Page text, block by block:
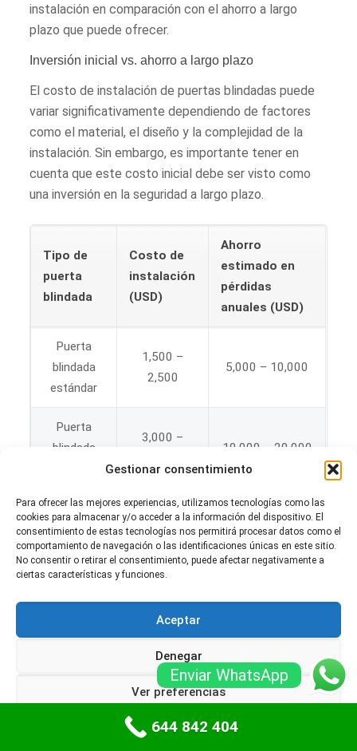
Gestionar consentimiento
Para ofrecer las mejores experiencias, utilizamos tecnologías como las
cookies para almacenar y/o acceder a la información del dispositivo. El
consentimiento de estas tecnologías nos permitirá procesar datos como el
comportamiento de navegación o las identificaciones únicas en este sitio.
No consentir o retirar el consentimiento, puede afectar negativamente a
ciertas características y funciones.
Aceptar
Denegar
Ver preferencias
Política de cookiesPolíticas de privacidad
instalación en comparación con el ahorro a largo
plazo que puede ofrecer.
Inversión inicial vs. ahorro a largo plazo
El costo de instalación de puertas blindadas puede
variar significativamente dependiendo de factores
como el material, el diseño y la complejidad de la
instalación. Sin embargo, es importante tener en
cuenta que este costo inicial debe ser visto como
una inversión en la seguridad a largo plazo.
Tipo de
puerta
blindada
Costo de
instalación
(USD)
Ahorro
estimado en
pérdidas
anuales (USD)
Puerta
blindada
estándar
1,500 –
2,500
5,000 – 10,000
Puerta
blindada
3,000 –
10,000 – 20,000
Puerta
blindada
con doble
cierre
2,000 –
3,000
7,000 – 12,000
5,000 –
10,000
Este cuadro muestra que, aunque la inversión inicial
puede ser considerable, el ahorro en pérdidas por
Enviar WhatsApp
644 842 404